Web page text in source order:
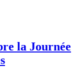
la Journée